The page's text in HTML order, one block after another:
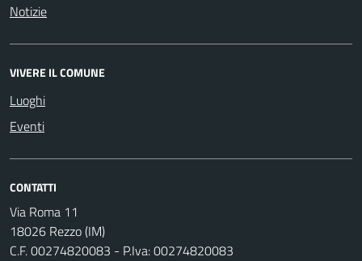
Notizie
VIVERE IL COMUNE
Luoghi
Eventi
CONTATTI
Via Roma 11
18026 Rezzo (IM)
C.F. 00274820083 - P.Iva: 00274820083